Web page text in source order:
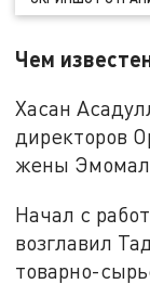
Чем
Хасан
директоров
жены
Начал с
возглавил
товарно-